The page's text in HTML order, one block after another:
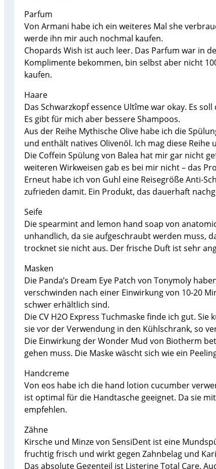
Parfum
Von Armani habe ich ein weiteres Mal she
werde ihn mir auch nochmal kaufen.
Chopards Wish ist auch leer. Das Parfum war in
Komplimente bekommen, bin selbst aber nicht
kaufen.
Haare
Das Schwarzkopf essence Ultîme war okay. Es
Es gibt für mich aber bessere Shampoos.
Aus der Reihe Mythische Olive habe ich die
und enthält natives Olivenöl. Ich mag diese
Die Coffein Spülung von Balea hat mir gar nicht
weiteren Wirkweisen gab es bei mir nicht – das
Erneut habe ich von Guhl eine Reisegröße Anti-
zufrieden damit. Ein Produkt, das dauerhaft
Seife
Die spearmint and lemon hand soap von
unhandlich, da sie aufgeschraubt werden muss,
trocknet sie nicht aus. Der frische Duft ist sehr
Masken
Die Panda’s Dream Eye Patch von Tonymoly
verschwinden nach einer Einwirkung von 10-20
schwer erhältlich sind.
Die CV H2O Express Tuchmaske finde ich gut.
sie vor der Verwendung in den Kühlschrank, so
Die Einwirkung der Wonder Mud von Biotherm
gehen muss. Die Maske wäscht sich wie ein
Handcreme
Von eos habe ich die hand lotion cucumber
ist optimal für die Handtasche geeignet. Da sie
empfehlen.
Zähne
Kirsche und Minze von SensiDent ist eine
fruchtig frisch und wirkt gegen Zahnbelag und
Das absolute Gegenteil ist Listerine Total Care.